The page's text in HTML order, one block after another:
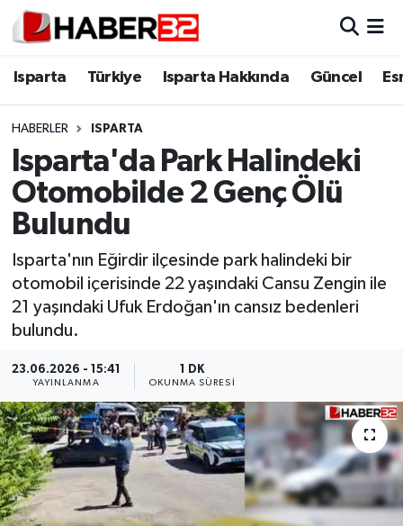
Isparta Türkiye Isparta Hakkında Güncel
HABERLER ISPARTA
Isparta'da Park Halindeki
Otomobilde 2 Genç Ölü
Bulundu
Isparta'nın Eğirdir ilçesinde park halindeki bir
otomobil içerisinde 22 yaşındaki Cansu Zengin ile
21 yaşındaki Ufuk Erdoğan'ın cansız bedenleri
bulundu.
23.06.2026 - 15:41
YAYINLANMA
1 DK
OKUNMA SÜRESI
Isparta
Esnaf Diyor ki;
ASAYİŞ
BİLİM VE TEKNOLOJİ
EĞİTİM
Güncel
HABERDE İNSAN
İlginç
Isparta Nöbetçi Eczaneler
Isparta Trafik Yoğunluk Haritası
Süper Lig Puan Durumu ve Fikstür
Tüm Manşetler
Son Dakika Haberleri